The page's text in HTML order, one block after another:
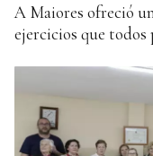
A Maiores ofreció
ejercicios que todos